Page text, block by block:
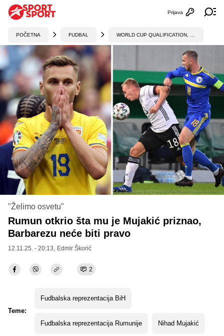
Otvori
Prijava
POČETNA FUDBAL
"Želimo osvetu"
Rumun otkrio šta mu je Mujakić priznao,
Barbarezu neće biti pravo
12.11.25. - 20:13, Edmir Škorić
2
Teme:
Fudbalska reprezentacija BiH
Fudbalska reprezentacija Rumunije Nihad Mujakić